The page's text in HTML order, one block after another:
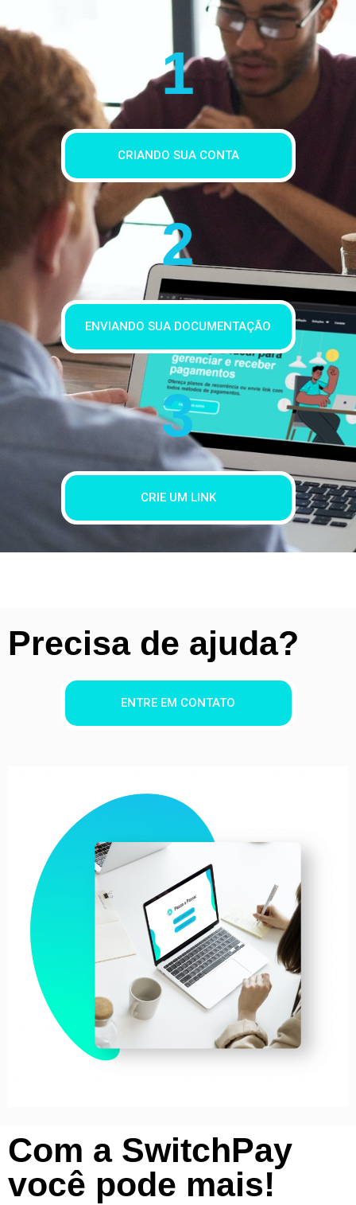
1
CRIANDO SUA CONTA
2
ENVIANDO SUA DOCUMENTAÇÃO
3
CRIE UM LINK
Precisa de ajuda?
ENTRE EM CONTATO
Com a SwitchPay
você pode mais!